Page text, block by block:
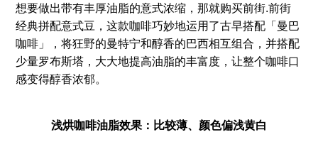
想要做出带有丰厚油脂的意式浓缩，那就购买前街.前街
经典拼配意式豆，这款咖啡巧妙地运用了古早搭配「曼巴
咖啡」，将狂野的曼特宁和醇香的巴西相互组合，并搭配
少量罗布斯塔，大大地提高油脂的丰富度，让整个咖啡口
感变得醇香浓郁。
浅烘咖啡油脂效果：比较薄、颜色偏浅黄白